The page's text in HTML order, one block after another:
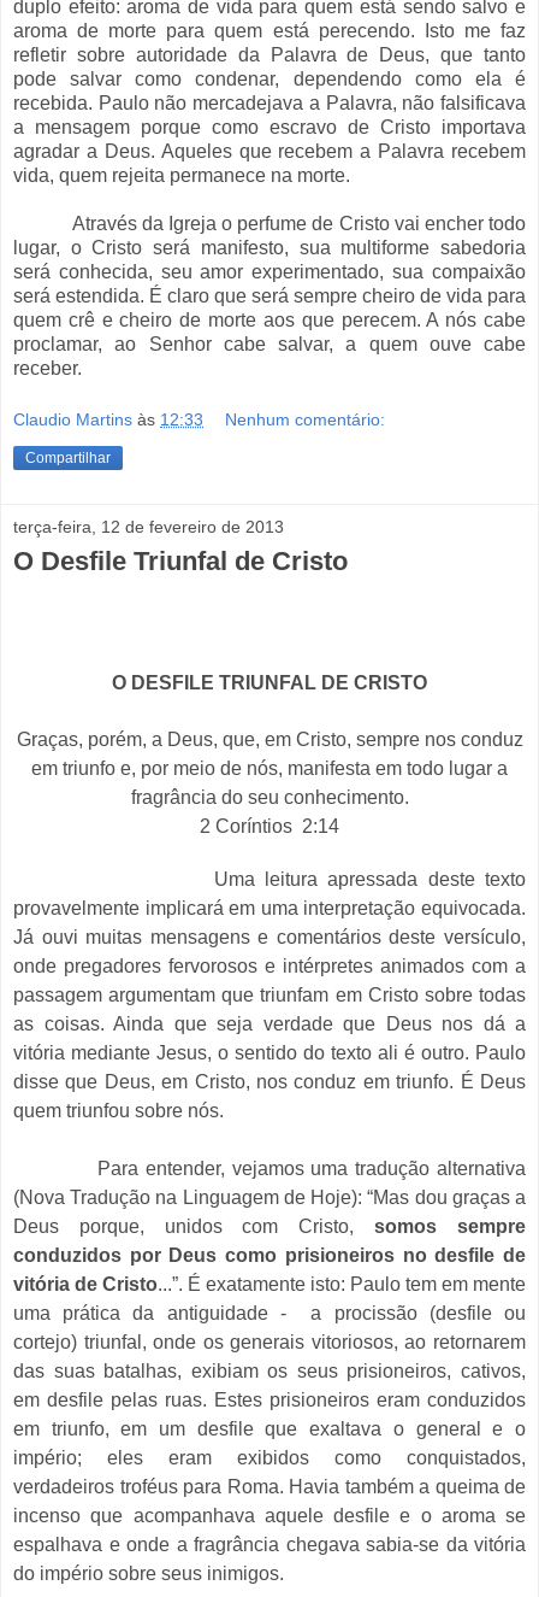
duplo efeito: aroma de vida para quem está sendo salvo e
aroma de morte para quem está perecendo. Isto me faz
refletir sobre autoridade da Palavra de Deus, que tanto
pode salvar como condenar, dependendo como ela é
recebida. Paulo não mercadejava a Palavra, não falsificava
a mensagem porque como escravo de Cristo importava
agradar a Deus. Aqueles que recebem a Palavra recebem
vida, quem rejeita permanece na morte.
Através da Igreja o perfume de Cristo vai encher todo
lugar, o Cristo será manifesto, sua multiforme sabedoria
será conhecida, seu amor experimentado, sua compaixão
será estendida. É claro que será sempre cheiro de vida para
quem crê e cheiro de morte aos que perecem. A nós cabe
proclamar, ao Senhor cabe salvar, a quem ouve cabe
receber.
Claudio Martins às 12:33 Nenhum comentário:
Compartilhar
terça-feira, 12 de fevereiro de 2013
O Desfile Triunfal de Cristo
O DESFILE TRIUNFAL DE CRISTO
Graças, porém, a Deus, que, em Cristo, sempre nos conduz
em triunfo e, por meio de nós, manifesta em todo lugar a
fragrância do seu conhecimento.
2 Coríntios 2:14
Uma leitura apressada deste texto
provavelmente implicará em uma interpretação equivocada.
Já ouvi muitas mensagens e comentários deste versículo,
onde pregadores fervorosos e intérpretes animados com a
passagem argumentam que triunfam em Cristo sobre todas
as coisas. Ainda que seja verdade que Deus nos dá a
vitória mediante Jesus, o sentido do texto ali é outro. Paulo
disse que Deus, em Cristo, nos conduz em triunfo. É Deus
quem triunfou sobre nós.
Para entender, vejamos uma tradução alternativa
(Nova Tradução na Linguagem de Hoje): “Mas dou graças a
Deus porque, unidos com Cristo,somos sempre
conduzidos por Deus como prisioneiros no desfile de
vitória de Cristo...”. É exatamente isto: Paulo tem em mente
uma prática da antiguidade - a procissão (desfile ou
cortejo) triunfal, onde os generais vitoriosos, ao retornarem
das suas batalhas, exibiam os seus prisioneiros, cativos,
em desfile pelas ruas. Estes prisioneiros eram conduzidos
em triunfo, em um desfile que exaltava o general e o
império; eles eram exibidos como conquistados,
verdadeiros troféus para Roma. Havia também a queima de
incenso que acompanhava aquele desfile e o aroma se
espalhava e onde a fragrância chegava sabia-se da vitória
do império sobre seus inimigos.